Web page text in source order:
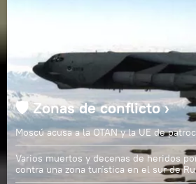
🛡️ Zonas de conflicto ›
Moscú acusa a la OTAN y la UE de
Varios muertos y decenas de heridos
contra una zona turística en el sur de